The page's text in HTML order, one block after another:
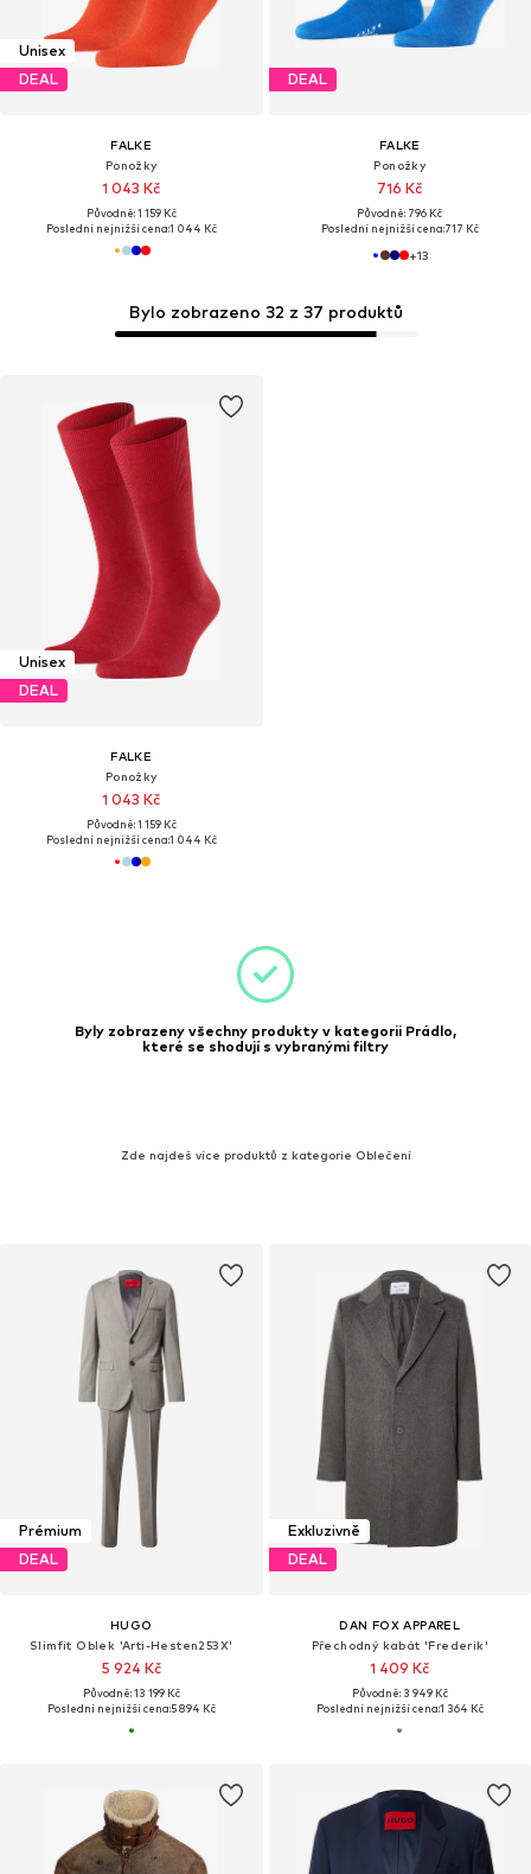
Unisex
DEAL
FALKE
Ponožky
1 043 Kč
Původně: 1 159 Kč
Poslední nejnižší cena:1 044 Kč
DEAL
FALKE
Ponožky
716 Kč
Původně: 796 Kč
Poslední nejnižší cena:717 Kč
+13
Bylo zobrazeno 32 z 37 produktů
Unisex
DEAL
FALKE
Ponožky
1 043 Kč
Původně: 1 159 Kč
Poslední nejnižší cena:1 044 Kč
Byly zobrazeny všechny produkty v kategorii Prádlo,
které se shodují s vybranými filtry
Zde najdeš více produktů z kategorie Oblečení
Prémium
DEAL
HUGO
Slimfit Oblek 'Arti-Hesten253X'
5 924 Kč
Původně: 13 199 Kč
Poslední nejnižší cena:5 894 Kč
Exkluzivně
DEAL
DAN FOX APPAREL
Přechodný kabát 'Frederik'
1 409 Kč
Původně: 3 949 Kč
Poslední nejnižší cena:1 364 Kč